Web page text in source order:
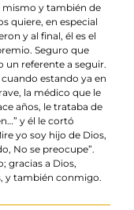
mismo y también de
quiere, en especial
y al final, él es el
Seguro que
un referente a seguir.
estando ya en
la médico que le
años, le trataba de
y él le cortó
yo soy hijo de Dios,
No se preocupe”.
gracias a Dios,
y también conmigo.